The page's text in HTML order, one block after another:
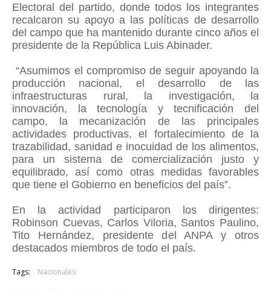
Electoral del partido, donde todos los integrantes
recalcaron su apoyo a las políticas de desarrollo
del campo que ha mantenido durante cinco años el
presidente de la República Luis Abinader.
“Asumimos el compromiso de seguir apoyando la
producción nacional, el desarrollo de las
infraestructuras rural, la investigación, la
innovación, la tecnología y tecnificación del
campo, la mecanización de las principales
actividades productivas, el fortalecimiento de la
trazabilidad, sanidad e inocuidad de los alimentos,
para un sistema de comercialización justo y
equilibrado, así como otras medidas favorables
que tiene el Gobierno en beneficios del país”.
En la actividad participaron los dirigentes:
Robinson Cuevas, Carlos Viloria, Santos Paulino,
Tito Hernández, presidente del ANPA y otros
destacados miembros de todo el país.
Tags: Nacionales